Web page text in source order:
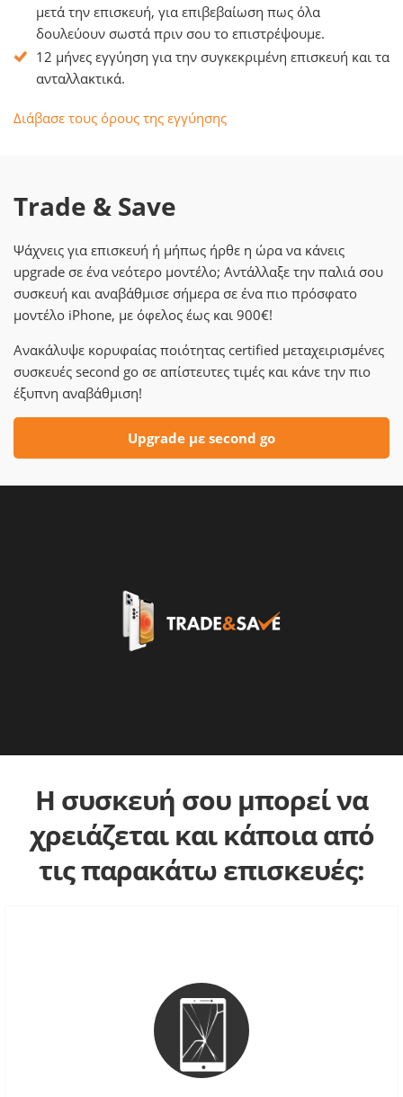
μετά την επισκευή, για επιβεβαίωση πως όλα
δουλεύουν σωστά πριν σου το επιστρέψουμε.
12 μήνες εγγύηση για την συγκεκριμένη επισκευή και τα
ανταλλακτικά.
Διάβασε τους όρους της εγγύησης
Trade & Save
Ψάχνεις για επισκευή ή μήπως ήρθε η ώρα να κάνεις
upgrade σε ένα νεότερο μοντέλο; Αντάλλαξε την παλιά σου
συσκευή και αναβάθμισε σήμερα σε ένα πιο πρόσφατο
μοντέλο iPhone, με όφελος έως και 900€!
Ανακάλυψε κορυφαίας ποιότητας certified μεταχειρισμένες
συσκευές second go σε απίστευτες τιμές και κάνε την πιο
έξυπνη αναβάθμιση!
Upgrade με second go
Η συσκευή σου μπορεί να
χρειάζεται και κάποια από
τις παρακάτω επισκευές: